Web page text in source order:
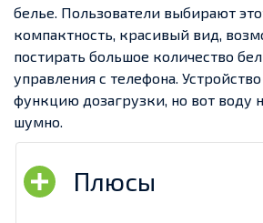
белье. Пользователи выбирают
компактность, красивый вид,
постирать большое количество
управления с телефона.
функцию дозагрузки, но вот воду
шумно.